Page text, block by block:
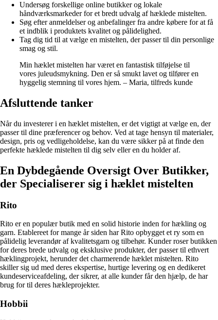
Undersøg forskellige online butikker og lokale
håndværksmarkeder for et bredt udvalg af hæklede mistelten.
Søg efter anmeldelser og anbefalinger fra andre købere for at få
et indblik i produktets kvalitet og pålidelighed.
Tag dig tid til at vælge en mistelten, der passer til din personlige
smag og stil.
Min hæklet mistelten har været en fantastisk tilføjelse til
vores juleudsmykning. Den er så smukt lavet og tilfører en
hyggelig stemning til vores hjem. – Maria, tilfreds kunde
Afsluttende tanker
Når du investerer i en hæklet mistelten, er det vigtigt at vælge en, der
passer til dine præferencer og behov. Ved at tage hensyn til materialer,
design, pris og vedligeholdelse, kan du være sikker på at finde den
perfekte hæklede mistelten til dig selv eller en du holder af.
En Dybdegående Oversigt Over Butikker,
der Specialiserer sig i hæklet mistelten
Rito
Rito er en populær butik med en solid historie inden for hækling og
garn. Etablereet for mange år siden har Rito opbygget et ry som en
pålidelig leverandør af kvalitetsgarn og tilbehør. Kunder roser butikken
for deres brede udvalg og eksklusive produkter, der passer til ethvert
hæklingprojekt, herunder det charmerende hæklet mistelten. Rito
skiller sig ud med deres ekspertise, hurtige levering og en dedikeret
kundeserviceafdeling, der sikrer, at alle kunder får den hjælp, de har
brug for til deres hækleprojekter.
Hobbii